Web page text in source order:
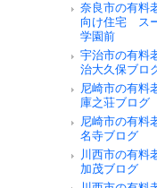
奈良市の有料
向け住宅 ス
学園前
宇治市の有料
治大久保ブロ
尼崎市の有料
庫之荘ブログ
尼崎市の有料
名寺ブログ
川西市の有料
加茂ブログ